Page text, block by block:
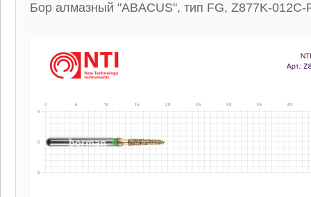
Бор алмазный "ABACUS", тип FG, Z877K-012C-